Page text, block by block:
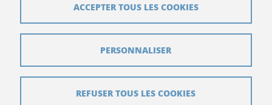
Plan du site
ACCEPTER TOUS LES COOKIES
REFUSER TOUS LES COOKIES
PERSONNALISER